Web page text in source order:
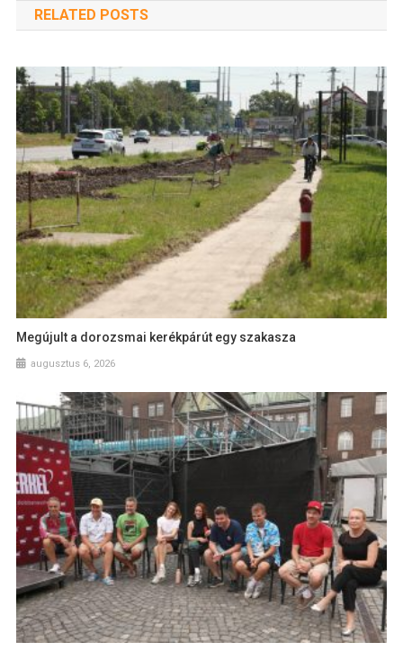
RELATED POSTS
Megújult a dorozsmai kerékpárút egy szakasza
augusztus 6, 2026